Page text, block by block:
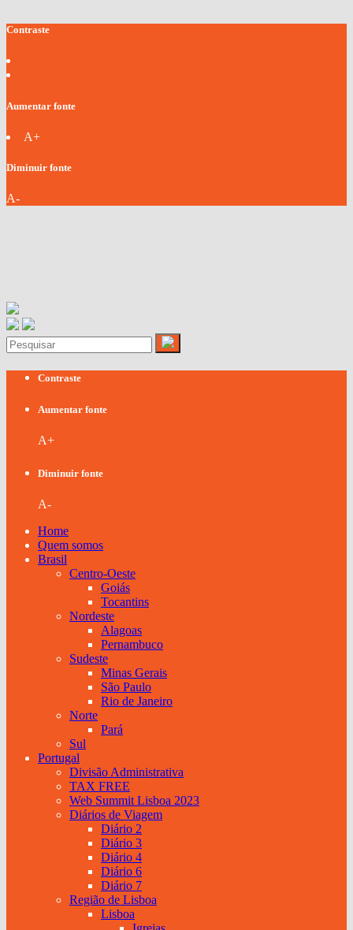
Contraste
Aumentar fonte
A+
Diminuir fonte
A-
Contraste
Aumentar fonte
A+
Diminuir fonte
A-
Home
Quem somos
Brasil
Centro-Oeste
Goiás
Tocantins
Nordeste
Alagoas
Pernambuco
Sudeste
Minas Gerais
São Paulo
Rio de Janeiro
Norte
Pará
Sul
Portugal
Divisão Administrativa
TAX FREE
Web Summit Lisboa 2023
Diários de Viagem
Diário 2
Diário 3
Diário 4
Diário 6
Diário 7
Região de Lisboa
Lisboa